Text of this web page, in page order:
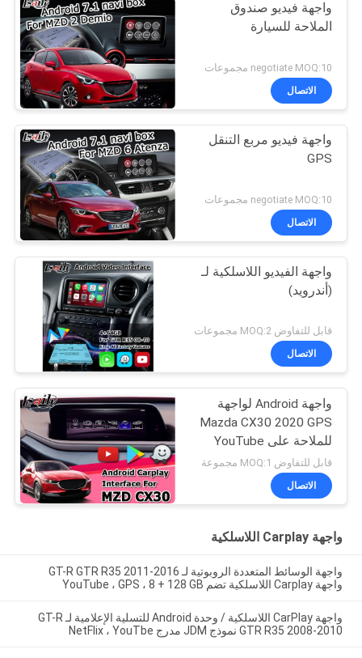
واجهة فيديو صندوق
الملاحة للسيارة
negotiate MOQ:10 مجموعات
الاتصال
واجهة فيديو مربع التنقل
GPS
negotiate MOQ:10 مجموعات
الاتصال
واجهة الفيديو اللاسلكية لـ
(أندرويد)
قابل للتفاوض MOQ:2 مجموعات
الاتصال
واجهة Android لواجهة
Mazda CX30 2020 GPS
للملاحة على YouTube
قابل للتفاوض MOQ:1 مجموعة
الاتصال
واجهة Carplay اللاسلكية
واجهة الوسائط المتعددة الروبوتية لـ GT-R GTR R35 2011-2016
واجهة Carplay اللاسلكية تضم YouTube ، GPS ، 8 + 128 GB
واجهة CarPlay اللاسلكية / وحدة Android للتسلية الإعلامية لـ GT-R
GTR R35 2008-2010 نموذج JDM مدرج NetFlix ، YouTbe